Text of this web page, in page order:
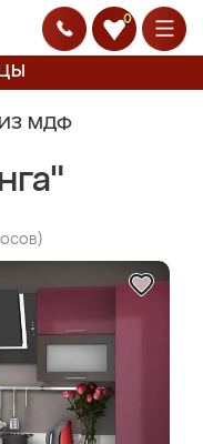
0
МДФ